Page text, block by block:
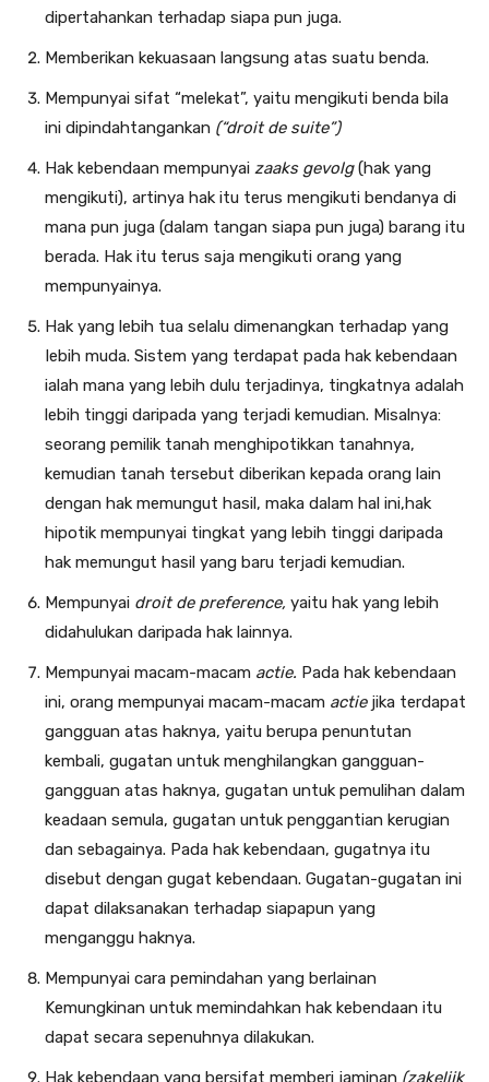
dipertahankan terhadap siapa pun juga.
Memberikan kekuasaan langsung atas suatu benda.
Mempunyai sifat “melekat”, yaitu mengikuti benda bila
ini dipindahtangankan (“droit de suite”)
Hak kebendaan mempunyai zaaks gevolg(hak yang
meng­ikuti), artinya hak itu terus mengikuti bendanya di
mana pun juga (dalam tangan siapa pun juga) barang itu
berada. Hak itu terus saja mengikuti orang yang
mempunyainya.
Hak yang lebih tua selalu dimenangkan terhadap yang
Iebih muda. Sistem yang terdapat pada hak kebendaan
ialah mana yang lebih dulu terjadinya, tingkatnya adalah
lebih tinggi daripada yang terjadi kemudian. Misalnya:
seorang pemilik tanah meng­hipotikkan tanahnya,
kemudian tanah tersebut diberikan kepa­da orang lain
dengan hak memungut hasil, maka dalam hal ini,hak
hipotik mempunyai tingkat yang lebih tinggi daripada
hak memungut hasil yang baru terjadi kemudian.
Mempunyai droit de preference, yaitu hak yang lebih
didahulukan daripada hak lainnya.
Mempunyai macam-macam actie. Pada hak kebendaan
ini, orang mempunyai macam-macam actiejika terdapat
gangguan atas haknya, yaitu berupa penuntutan
kembali, gugatan untuk menghilangkan gangguan-
gangguan atas haknya, gugatan untuk pemulihan dalam
keadaan semula, gugatan untuk penggantian kerugian
dan sebagainya. Pada hak kebendaan, gugatnya itu
disebut dengan gugat kebendaan. Gugatan-gugatan ini
dapat dilaksanakan terhadap siapapun yang
menganggu haknya.
Mempunyai cara pemindahan yang berlainan
Kemungkinan untuk memindahkan hak kebendaan itu
dapat secara sepenuhnya dilakukan.
Hak kebendaan yang bersifat memberi jaminan (zakelijk